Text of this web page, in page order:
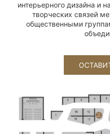
интерьерного дизайна и
творческих связей
общественными